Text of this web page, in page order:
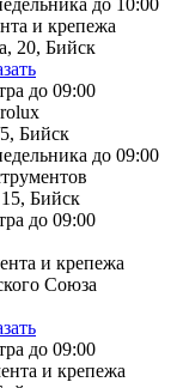
и крепежа
20, Бийск
до 09:00
Бийск
до 09:00
Бийск
до 09:00
и крепежа
Союза
до 09:00
и крепежа